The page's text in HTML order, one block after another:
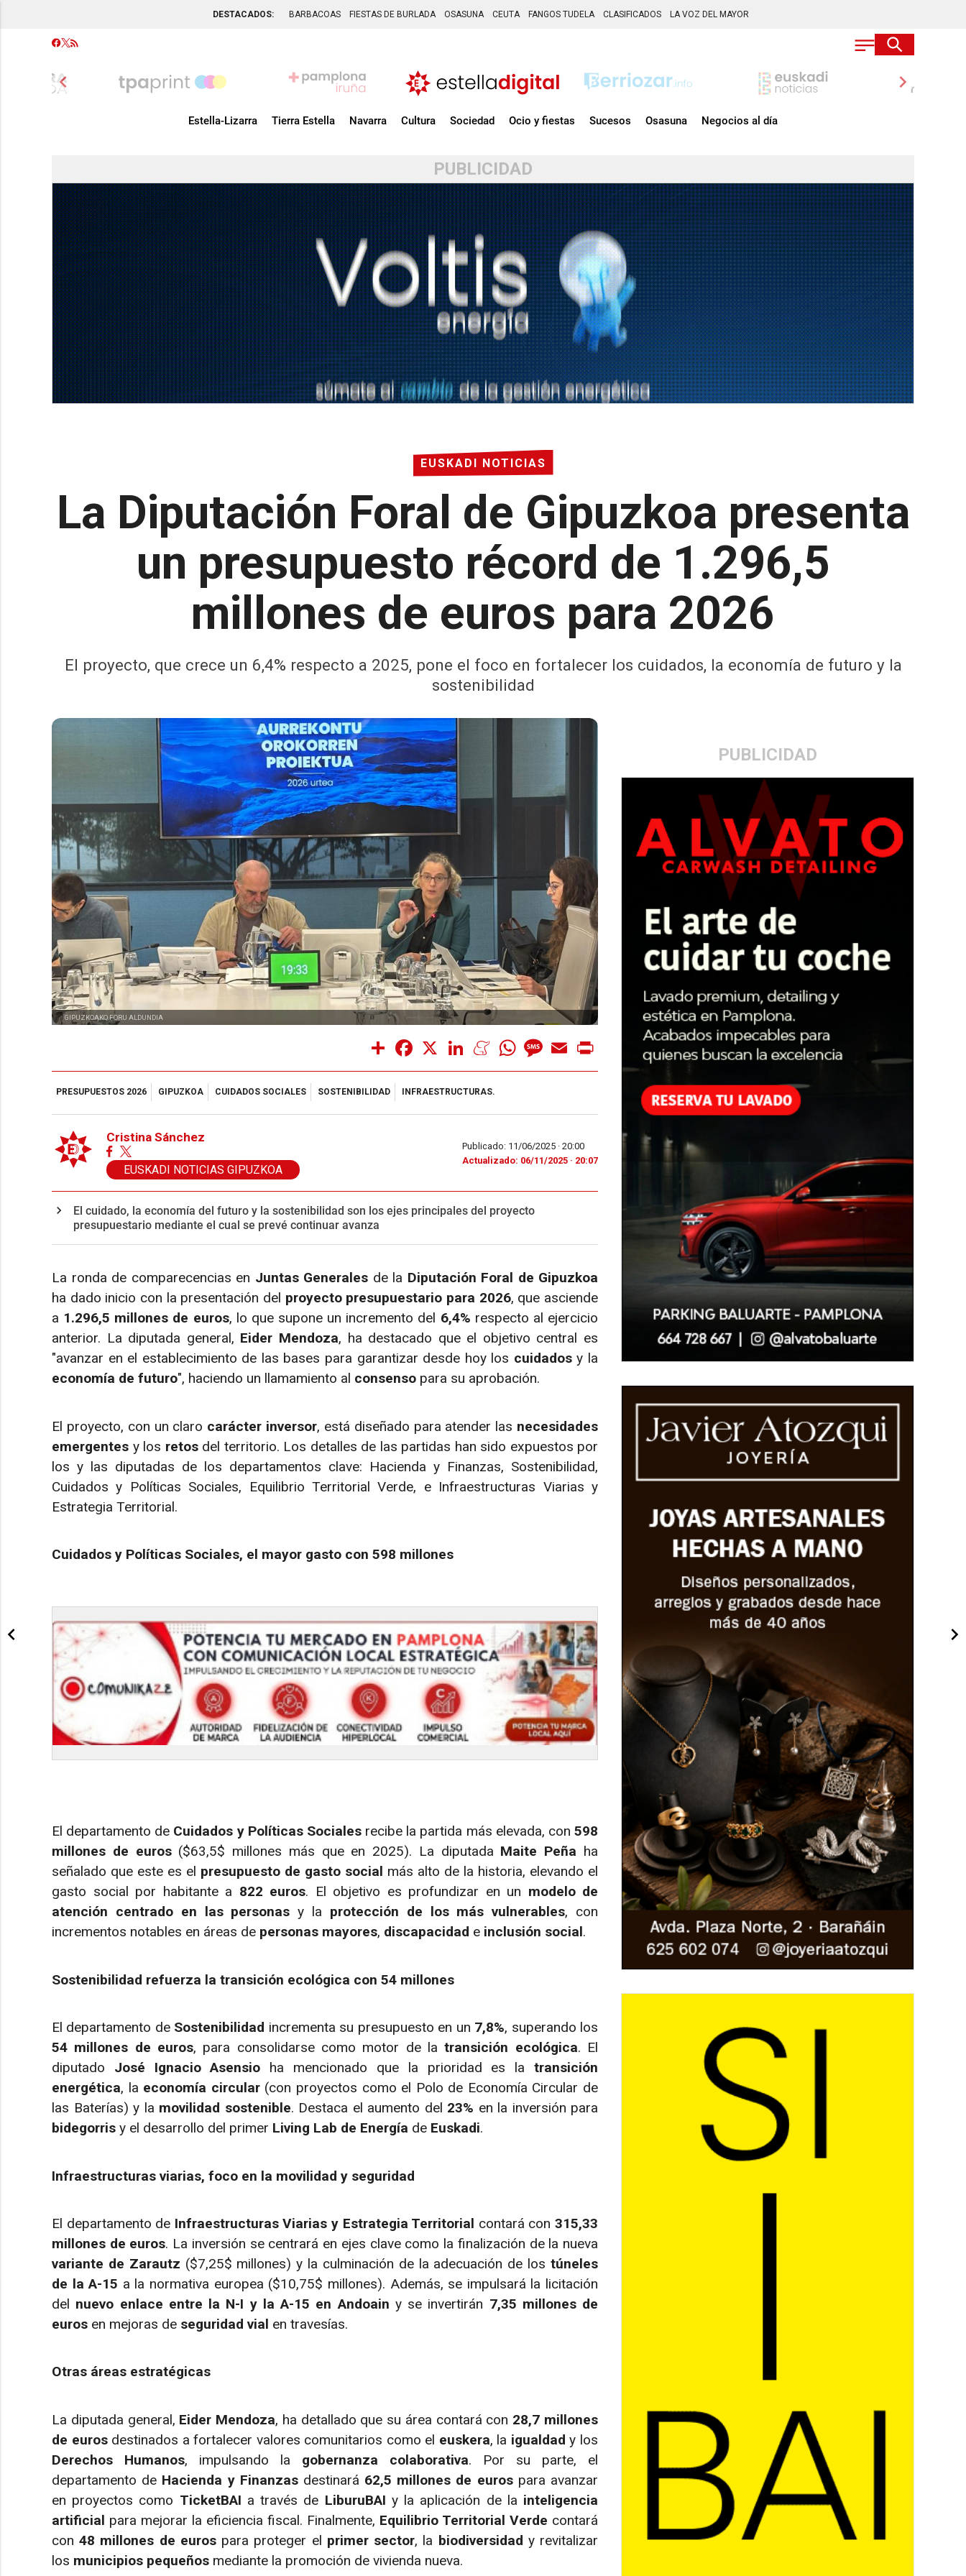
DESTACADOS: BARBACOAS FIESTAS DE BURLADA OSASUNA CEUTA FANGOS TUDELA CLASIFICADOS LA VOZ DEL MAYOR
chevron_left chevron_right
Estella-Lizarra Tierra Estella Navarra Cultura Sociedad Ocio y fiestas Sucesos Osasuna Negocios al día
PUBLICIDAD
EUSKADI NOTICIAS
La Diputación Foral de Gipuzkoa presenta
un presupuesto récord de 1.296,5
millones de euros para 2026
El proyecto, que crece un 6,4% respecto a 2025, pone el foco en fortalecer los cuidados, la economía de futuro y la
sostenibilidad
PUBLICIDAD
GIPUZKOAKO FORU ALDUNDIA
Share Facebook LinkedInMeneameWhatsAppMessage
Email
PRESUPUESTOS 2026 GIPUZKOA CUIDADOS SOCIALES SOSTENIBILIDAD INFRAESTRUCTURAS.
Cristina Sánchez
EUSKADI NOTICIAS GIPUZKOA
Publicado: 11/06/2025 · 20:00
Actualizado: 06/11/2025 · 20:07
El cuidado, la economía del futuro y la sostenibilidad son los ejes principales del proyecto
presupuestario mediante el cual se prevé continuar avanza
La ronda de comparecencias en Juntas Generales de la Diputación Foral de Gipuzkoa
ha dado inicio con la presentación del proyecto presupuestario para 2026, que asciende
a 1.296,5 millones de euros, lo que supone un incremento del 6,4% respecto al ejercicio
anterior. La diputada general, Eider Mendoza, ha destacado que el objetivo central es
"avanzar en el establecimiento de las bases para garantizar desde hoy los cuidadosy la
economía de futuro", haciendo un llamamiento al consenso para su aprobación.
El proyecto, con un claro carácter inversor, está diseñado para atender las necesidades
emergentes y los retosdel territorio. Los detalles de las partidas han sido expuestos por
los y las diputadas de los departamentos clave: Hacienda y Finanzas, Sostenibilidad,
Cuidados y Políticas Sociales, Equilibrio Territorial Verde, e Infraestructuras Viarias y
Estrategia Territorial.
Cuidados y Políticas Sociales, el mayor gasto con 598 millones
El departamento de Cuidados y Políticas Socialesrecibe la partida más elevada, con598
millones de euros($63,5$ millones más que en 2025). La diputada Maite Peña ha
señalado que este es el presupuesto de gasto social más alto de la historia, elevando el
gasto social por habitante a 822 euros. El objetivo es profundizar en un modelo de
atención centrado en las personas y la protección de los más vulnerables, con
incrementos notables en áreas de personas mayores, discapacidad e inclusión social.
Sostenibilidad refuerza la transición ecológica con 54 millones
El departamento de Sostenibilidad incrementa su presupuesto en un 7,8%, superando los
54 millones de euros, para consolidarse como motor de latransición ecológica. El
diputado José Ignacio Asensio ha mencionado que la prioridad es latransición
energética, la economía circular(con proyectos como el Polo de Economía Circular de
las Baterías) y la movilidad sostenible. Destaca el aumento del 23% en la inversión para
bidegorris y el desarrollo del primer Living Lab de Energía de Euskadi.
Infraestructuras viarias, foco en la movilidad y seguridad
El departamento de Infraestructuras Viarias y Estrategia Territorial contará con315,33
millones de euros. La inversión se centrará en ejes clave como la finalización de la nueva
variante de Zarautz ($7,25$ millones) y la culminación de la adecuación de lostúneles
de la A-15 a la normativa europea ($10,75$ millones). Además, se impulsará la licitación
del nuevo enlace entre la N-I y la A-15 en Andoain y se invertirán 7,35 millones de
euros en mejoras de seguridad vial en travesías.
Otras áreas estratégicas
La diputada general, Eider Mendoza, ha detallado que su área contará con 28,7 millones
de eurosdestinados a fortalecer valores comunitarios como el euskera, la igualdad y los
Derechos Humanos, impulsando la gobernanza colaborativa. Por su parte, el
departamento de Hacienda y Finanzasdestinará 62,5 millones de eurospara avanzar
en proyectos como TicketBAI a través de LiburuBAI y la aplicación de la inteligencia
artificial para mejorar la eficiencia fiscal. Finalmente, Equilibrio Territorial Verde contará
con48 millones de eurospara proteger el primer sector, la biodiversidad y revitalizar
los municipios pequeños mediante la promoción de vivienda nueva.